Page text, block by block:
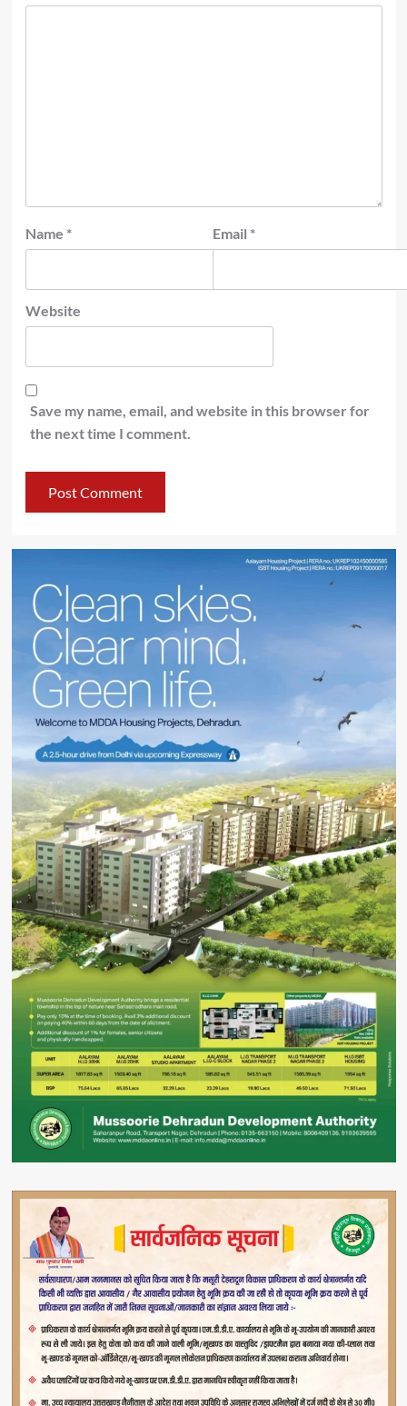
Name * Email *
Website
Save my name, email, and website in this browser for
the next time I comment.